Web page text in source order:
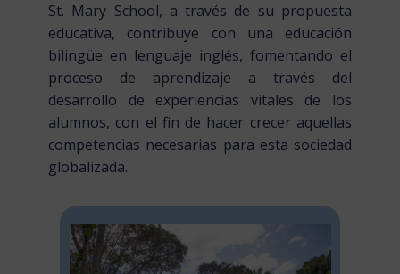
St. Mary School, a través de su propuesta
educativa, contribuye con una educación
bilingüe en lenguaje inglés, fomentando el
proceso de aprendizaje a través del
desarrollo de experiencias vitales de los
alumnos, con el fin de hacer crecer aquellas
competencias necesarias para esta sociedad
globalizada.